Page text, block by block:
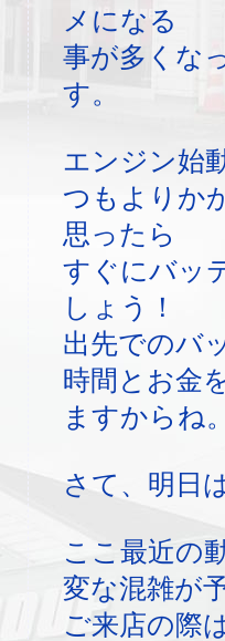
メになる
事が多くな
す。
エンジン始
つもよりか
思ったら
すぐにバッ
しょう！
出先でのバ
時間とお金
ますからね
さて、明日
ここ最近の
変な混雑が
ご来店の際